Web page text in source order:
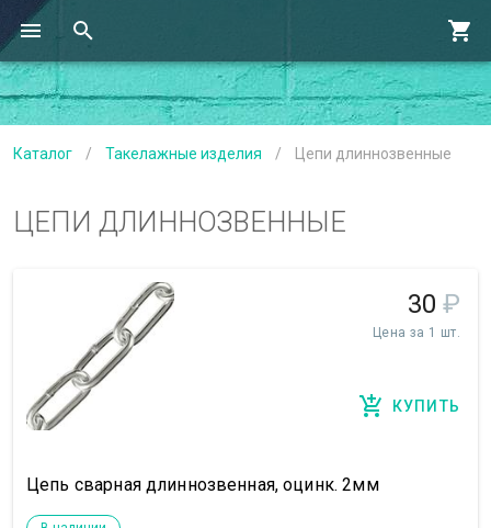
Каталог / Такелажные изделия / Цепи длиннозвенные
ЦЕПИ ДЛИННОЗВЕННЫЕ
30 ₽
Цена за 1 шт.
КУПИТЬ
Цепь сварная длиннозвенная, оцинк. 2мм